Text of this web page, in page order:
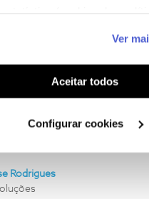
(cookies de
e adaptar anúncios aos
publicidade personalizada).
cookies clicando em "
Ver
Aceitar todos
Configurar cookies
of Fame de junho
Rodrigues